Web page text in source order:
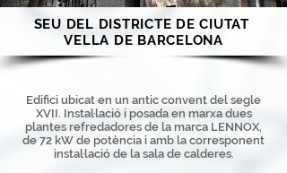
SEU DEL DISTRICTE DE CIUTAT
VELLA DE BARCELONA
Edifici ubicat en un antic convent del segle
XVII. Instal·lació i posada en marxa dues
plantes refredadores de la marca LENNOX,
de 72 kW de potència i amb la corresponent
instal·lació de la sala de calderes.